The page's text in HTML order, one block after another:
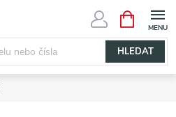
HLEDAT
NÁKUPNÍ
KOŠÍK